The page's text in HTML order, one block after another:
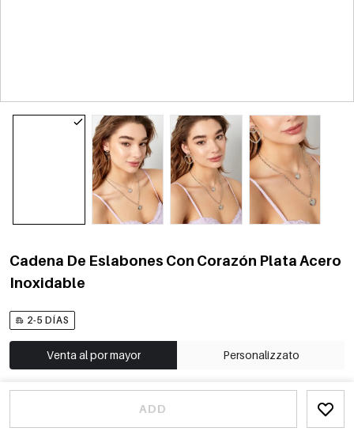
Cadena De Eslabones Con Corazón Plata Acero
Inoxidable
2-5 DÍAS
Venta al por mayor Personalizzato
ADD